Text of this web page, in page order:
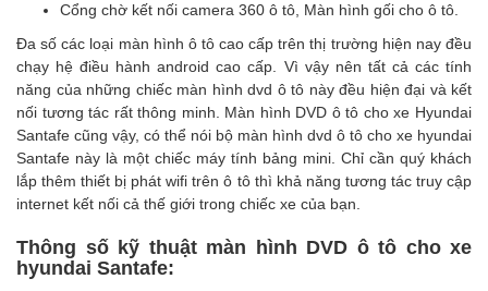
Cổng chờ kết nối camera 360 ô tô Màn hình gối cho ô tô
Đa số các loại màn hình ô tôcao cấp trên thị trường hiện nay đều
chạy hệ điều hành android cao cấp. Vì vậy nên tất cả các tính
năng của những chiếc màn hình dvd ô tô này đều hiện đại và kết
nối tương tác rất thông minh. Màn hình DVD ô tô cho xe Hyundai
Santafe cũng vậy, có thể nói bộ màn hình dvd ô tô cho xe hyundai
Santafe này là một chiếc máy tính bảng mini. Chỉ cần quý khách
lắp thêm thiết bị phát wifi trên ô tô thì khả năng tương tác truy cập
internet kết nối cả thế giới trong chiếc xe của bạn.
Thông số kỹ thuật màn hình DVD ô tô cho xe
hyundai Santafe: